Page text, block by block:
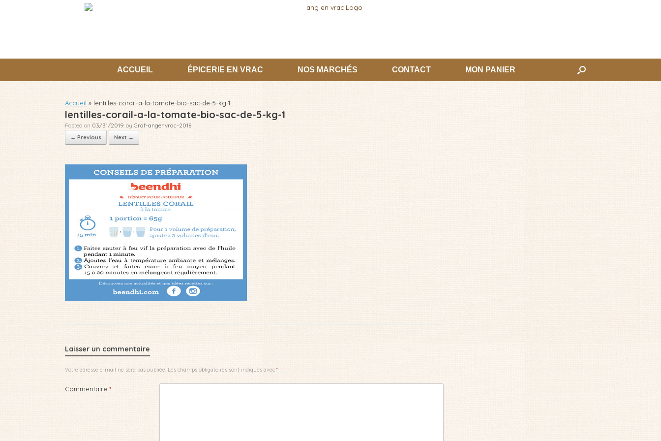
ACCUEIL ÉPICERIE EN VRAC NOS MARCHÉS CONTACT MON PANIER
Accueil » lentilles-corail-a-la-tomate-bio-sac-de-5-kg-1
lentilles-corail-a-la-tomate-bio-sac-de-5-kg-1
Posted on 03/31/2019 by Graf-angenvrac-2018
← Previous Next →
Laisser un commentaire
Votre adresse e-mail ne sera pas publiée. Les champs obligatoires sont indiqués avec *
Commentaire *